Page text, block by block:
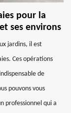
pour la
ses environs
jardins, il est
Ces opérations
de
pouvons vous
professionnel qui a